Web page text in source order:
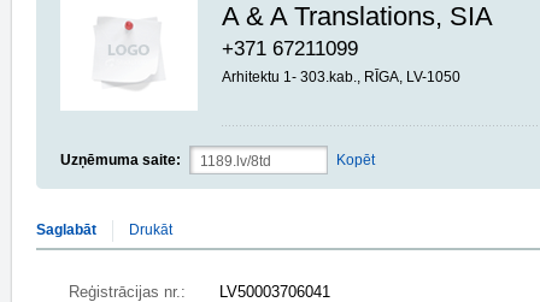
A & A Translations, SIA
+371 67211099
Arhitektu 1- 303.kab., RĪGA, LV-1050
Uzņēmuma saite: Kopēt
Saglabāt Drukāt
Reģistrācijas nr.:
LV50003706041